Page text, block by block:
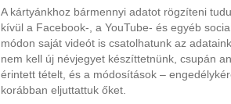
A kártyánkhoz bármennyi adatot rögzíteni
kívül a Facebook-, a YouTube- és egyéb
módon saját videót is csatolhatunk az
nem kell új névjegyet készíttetnünk, csupán
érintett tételt, és a módosítások –
korábban eljuttattuk őket.